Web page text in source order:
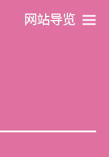
网站导览